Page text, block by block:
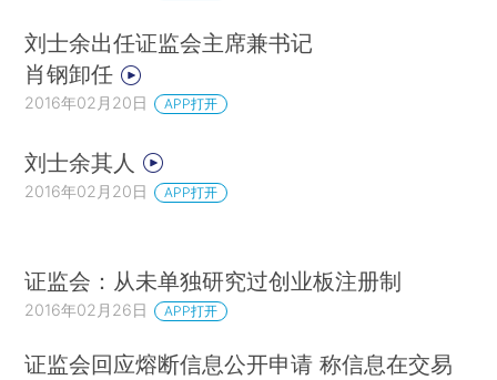
刘士余出任证监会主席兼书记
肖钢卸任
2016年02月20日 APP打开
刘士余其人
2016年02月20日 APP打开
证监会：从未单独研究过创业板注册制
2016年02月26日 APP打开
证监会回应熔断信息公开申请 称信息在交易